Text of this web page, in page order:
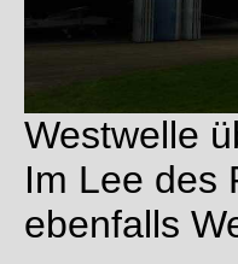
Westwelle
Im Lee des
ebenfalls